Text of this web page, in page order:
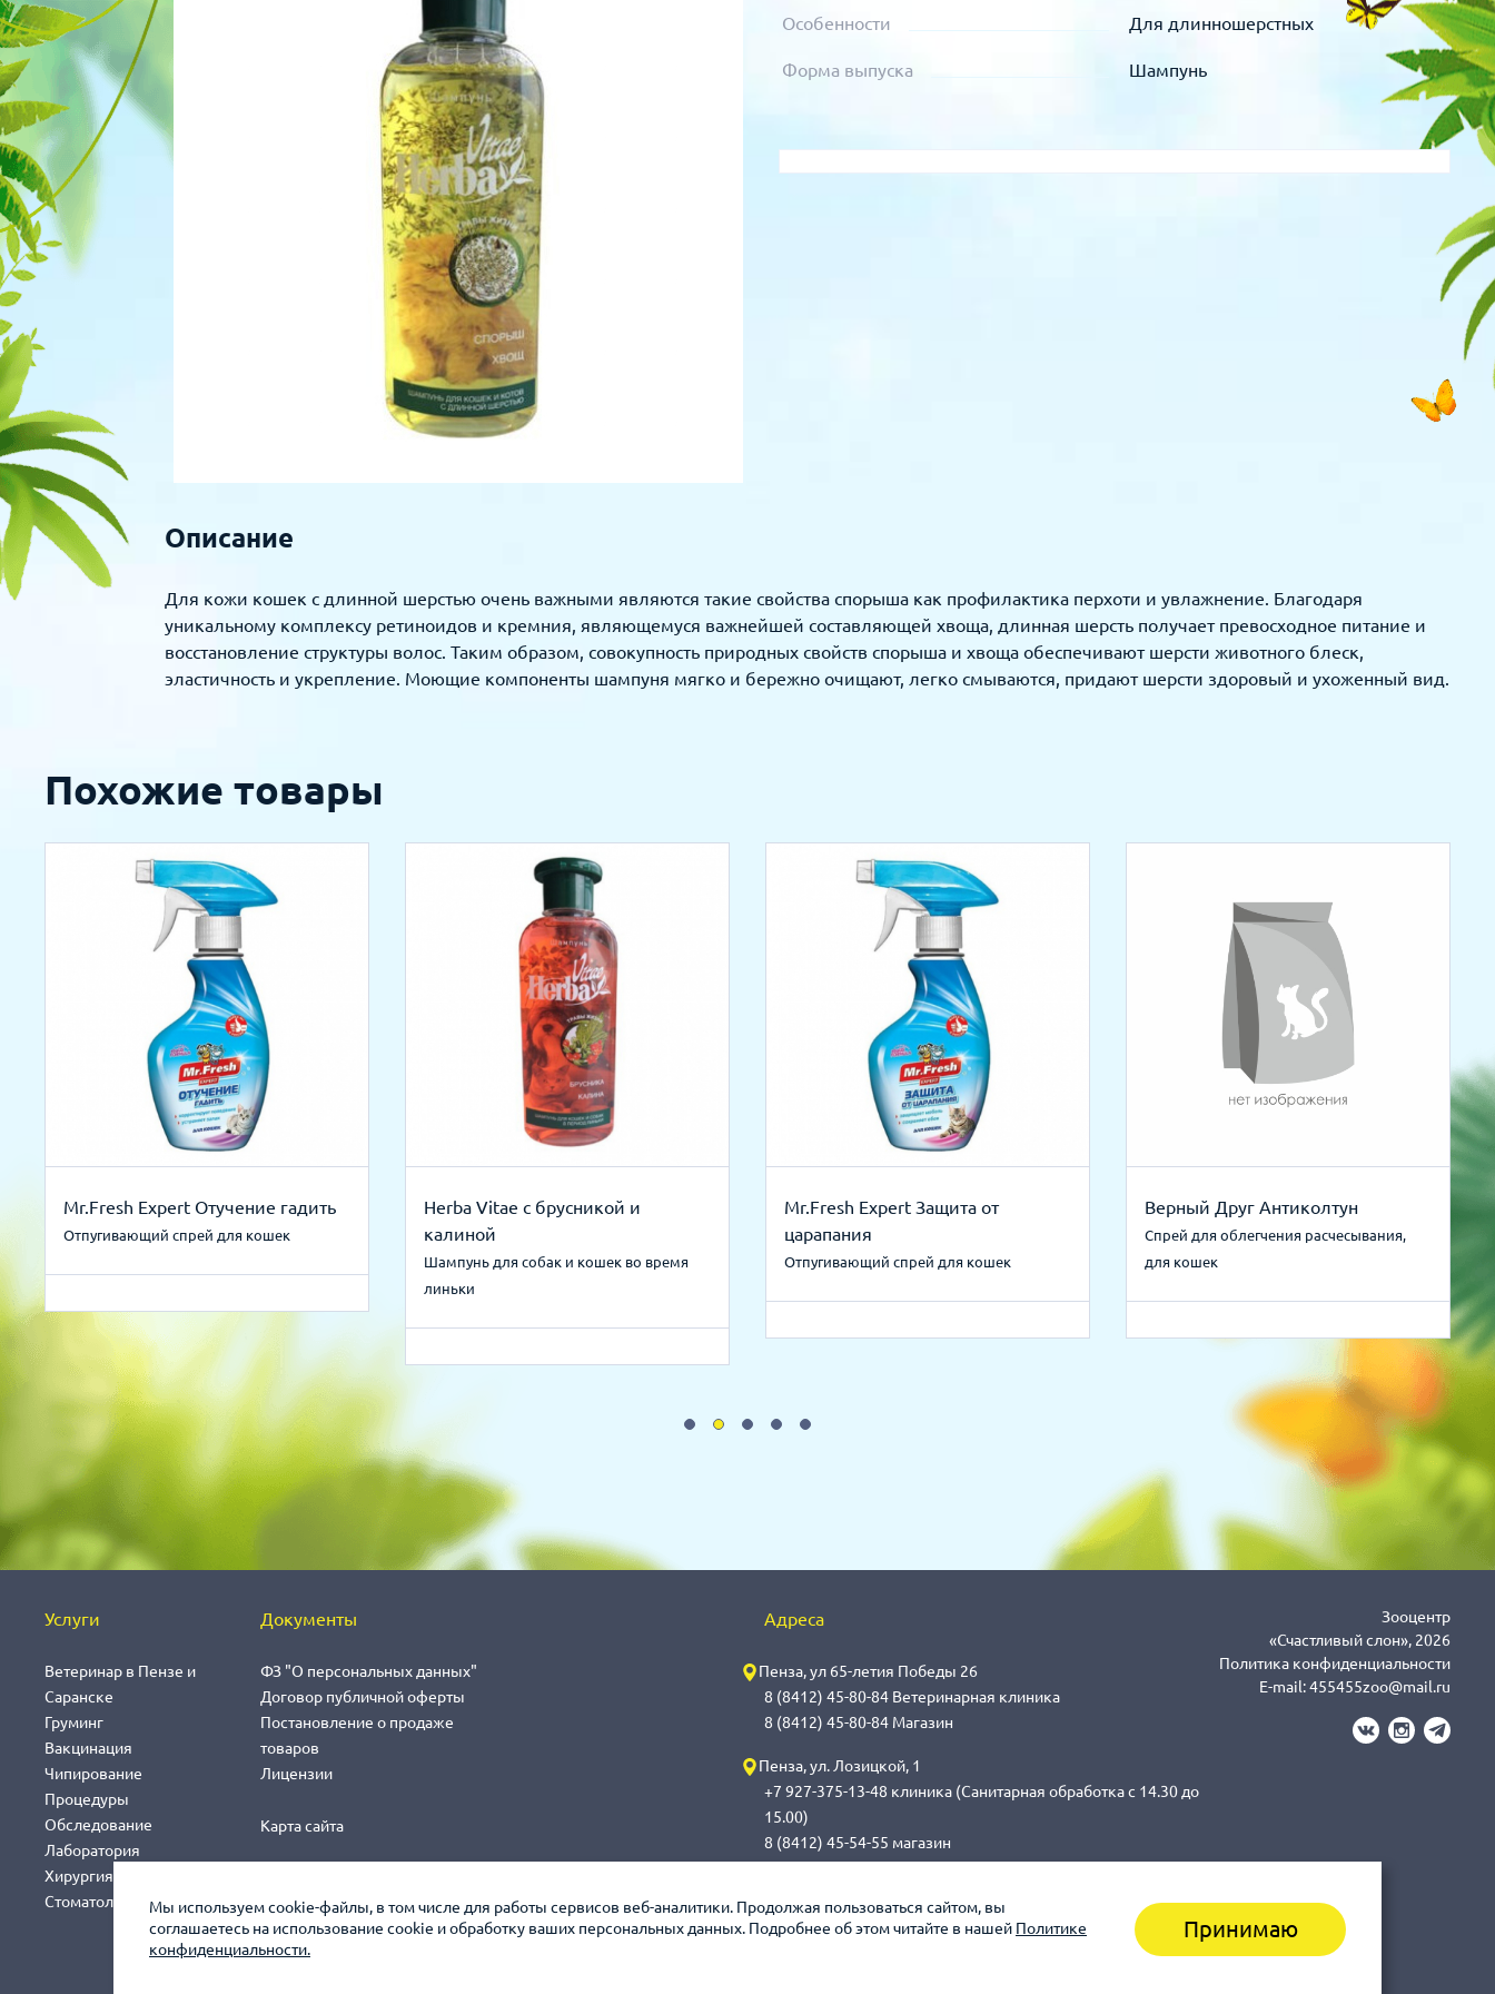
Мы используем cookie-файлы, в том числе для работы сервисов веб-аналитики. Продолжая пользоваться сайтом, вы
соглашаетесь на использование cookie и обработку ваших персональных данных. Подробнее об этом читайте в нашей Политике
конфиденциальности.
Принимаю
Для рыбок
Для рептилий Обследование
Особенности Для длинношерстных
Форма выпуска Шампунь
Описание
Для кожи кошек с длинной шерстью очень важными являются такие свойства спорыша как профилактика перхоти и увлажнение. Благодаря
уникальному комплексу ретиноидов и кремния, являющемуся важнейшей составляющей хвоща, длинная шерсть получает превосходное питание и
восстановление структуры волос. Таким образом, совокупность природных свойств спорыша и хвоща обеспечивают шерсти животного блеск,
эластичность и укрепление. Моющие компоненты шампуня мягко и бережно очищают, легко смываются, придают шерсти здоровый и ухоженный вид.
Похожие товары
Mr.Fresh Expert Отучение гадить
Отпугивающий спрей для кошек
Herba Vitae с брусникой и
калиной
Шампунь для собак и кошек во время
линьки
Mr.Fresh Expert Защита от
царапания
Отпугивающий спрей для кошек
Верный Друг Антиколтун
Спрей для облегчения расчесывания,
для кошек
Услуги
Ветеринар в Пензе и
Саранске
Груминг
Вакцинация
Чипирование
Процедуры
Обследование
Лаборатория
Хирургия
Стоматология
Документы
ФЗ "О персональных данных"
Договор публичной оферты
Постановление о продаже
товаров
Лицензии
Карта сайта
Адреса
Пенза, ул 65-летия Победы 26
8 (8412) 45-80-84 Ветеринарная клиника
8 (8412) 45-80-84 Магазин
Пенза, ул. Лозицкой, 1
+7 927-375-13-48 клиника (Санитарная обработка с 14.30 до
15.00)
8 (8412) 45-54-55 магазин
8 (8342) 314-341, сот 8(9648) 53-43-41 клиника (Санитарная
обработка с 14.00 до 14.30)
Зооцентр
«Счастливый слон», 2026
Политика конфиденциальности
E-mail:455455zoo@mail.ru